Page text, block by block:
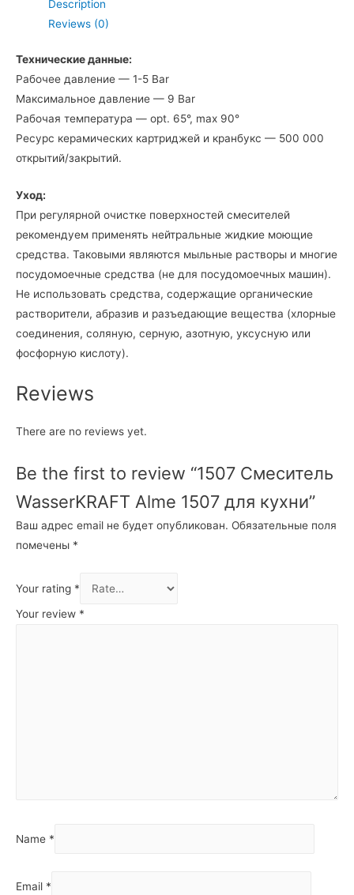
ОтправитьDescription
Reviews (0)
Технические данные:
Рабочее давление — 1-5 Bar
Максимальное давление — 9 Bar
Рабочая температура — opt. 65°, max 90°
Ресурс керамических картриджей и кранбукс — 500 000
открытий/закрытий.
Уход:
При регулярной очистке поверхностей смесителей
рекомендуем применять нейтральные жидкие моющие
средства. Таковыми являются мыльные растворы и многие
посудомоечные средства (не для посудомоечных машин).
Не использовать средства, содержащие органические
растворители, абразив и разъедающие вещества (хлорные
соединения, соляную, серную, азотную, уксусную или
фосфорную кислоту).
Reviews
There are no reviews yet.
Be the first to review “1507 Смеситель
WasserKRAFT Alme 1507 для кухни”
Ваш адрес email не будет опубликован. Обязательные поля
помечены *
Your rating *
Your review *
Name *
Email *